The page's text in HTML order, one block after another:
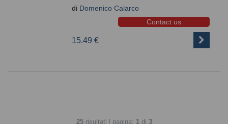
di Domenico Calarco
Contact us
15.49 €
25risultati | pagina: 1 di 3